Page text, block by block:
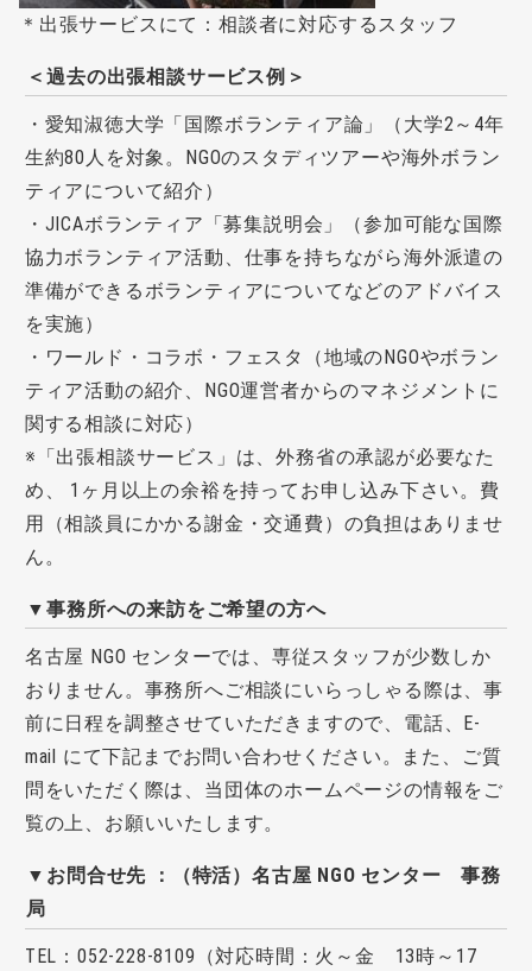
＊出張サービスにて：相談者に対応するスタッフ
＜過去の出張相談サービス例＞
・愛知淑徳大学「国際ボランティア論」（大学2～4年
生約80人を対象。NGOのスタディツアーや海外ボラン
ティアについて紹介）
・JICAボランティア「募集説明会」（参加可能な国際
協力ボランティア活動、仕事を持ちながら海外派遣の
準備ができるボランティアについてなどのアドバイス
を実施）
・ワールド・コラボ・フェスタ（地域のNGOやボラン
ティア活動の紹介、NGO運営者からのマネジメントに
関する相談に対応）
※「出張相談サービス」は、外務省の承認が必要なた
め、 1ヶ月以上の余裕を持ってお申し込み下さい。費
用（相談員にかかる謝金・交通費）の負担はありませ
ん。
▼事務所への来訪をご希望の方へ
名古屋 NGO センターでは、専従スタッフが少数しか
おりません。事務所へご相談にいらっしゃる際は、事
前に日程を調整させていただきますので、電話、E-
mail にて下記までお問い合わせください。また、ご質
問をいただく際は、当団体のホームページの情報をご
覧の上、お願いいたします。
▼お問合せ先 ：（特活）名古屋 NGO センター 事務
局
TEL：052-228-8109（対応時間：火～金 13時～17